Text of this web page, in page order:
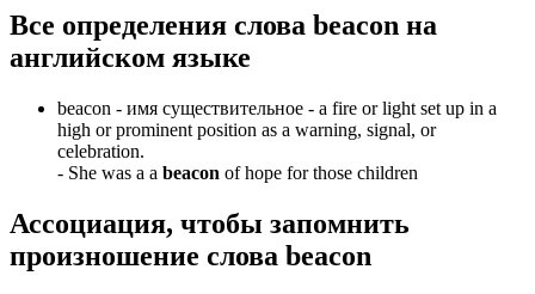
Все определения слова beacon на
английском языке
beacon - имя существительное - a fire or light set up in a
high or prominent position as a warning, signal, or
celebration.
- She was a a beacon of hope for those children
Ассоциация, чтобы запомнить
произношение слова beacon